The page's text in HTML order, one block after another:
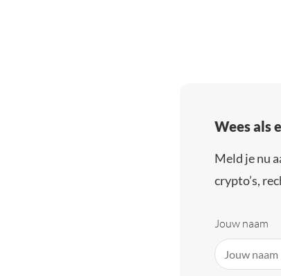
Wees als
Meld je nu
crypto’s,
Jouw naam